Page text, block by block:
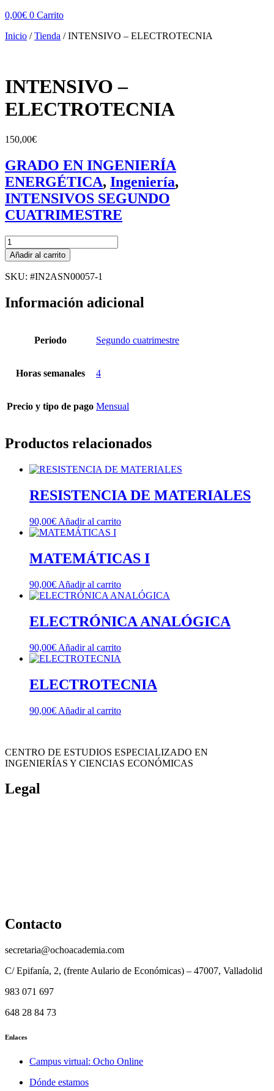
0,00€ 0 Carrito
Inicio /Tienda /INTENSIVO – ELECTROTECNIA
INTENSIVO –
ELECTROTECNIA
150,00€
GRADO EN INGENIERÍA
ENERGÉTICA, Ingeniería,
INTENSIVOS SEGUNDO
CUATRIMESTRE
INTENSIVO
-
ELECTROTECNIA
cantidad
Añadir al carrito
SKU: #IN2ASN00057-1
Información adicional
Periodo Segundo cuatrimestre
Horas semanales 4
Precio y tipo de pago Mensual
Productos relacionados
RESISTENCIA DE MATERIALES
90,00€ Añadir al carrito
MATEMÁTICAS I
90,00€ Añadir al carrito
ELECTRÓNICA ANALÓGICA
90,00€ Añadir al carrito
ELECTROTECNIA
90,00€ Añadir al carrito
CENTRO DE ESTUDIOS ESPECIALIZADO EN
INGENIERÍAS Y CIENCIAS ECONÓMICAS
Legal
Contacto
secretaria@ochoacademia.com
C/ Epifanía, 2, (frente Aulario de Económicas) – 47007, Valladolid
983 071 697
648 28 84 73
Enlaces
Campus virtual: Ocho Online
Dónde estamos